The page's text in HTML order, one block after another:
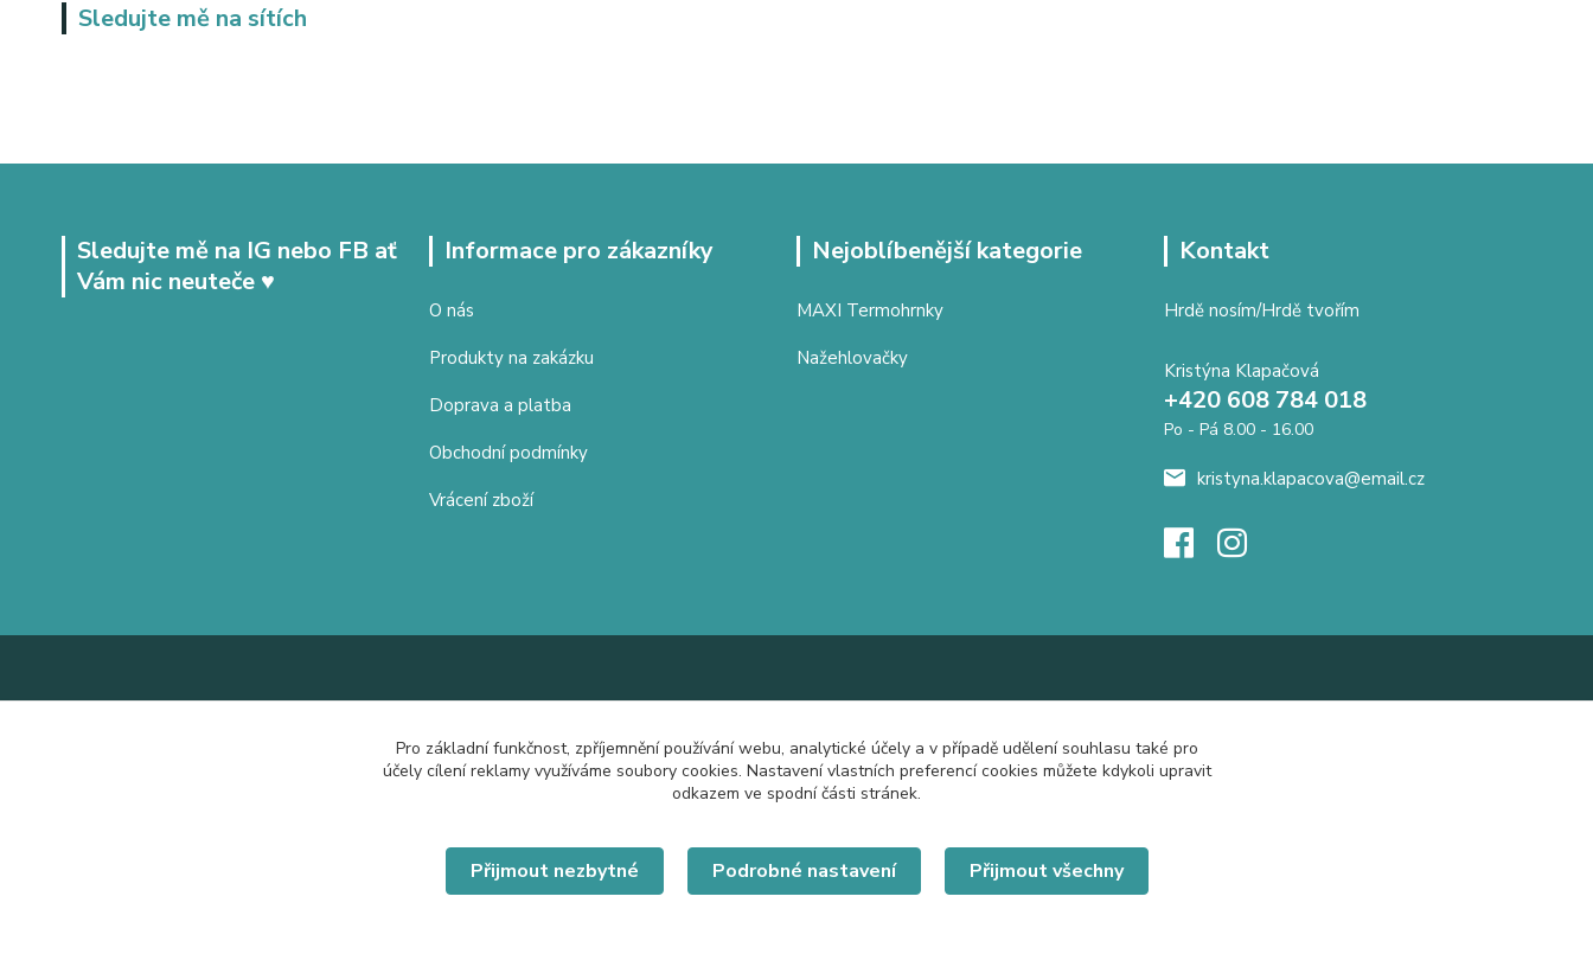
Sledujte mě na sítích
Sledujte mě na IG nebo FB ať
Vám nic neuteče ♥
Informace pro zákazníky
O nás
Produkty na zakázku
Doprava a platba
Obchodní podmínky
Vrácení zboží
Nejoblíbenější kategorie
MAXI Termohrnky
Nažehlovačky
Kontakt
Hrdě nosím/Hrdě tvořím
Kristýna Klapačová
+420 608 784 018
Po - Pá 8.00 - 16.00
kristyna.klapacova@email.cz
Pro základní funkčnost, zpříjemnění používání webu, analytické účely a v případě udělení souhlasu také pro
účely cílení reklamy využíváme soubory cookies. Nastavení vlastních preferencí cookies můžete kdykoli upravit
odkazem ve spodní části stránek.
Přijmout nezbytné Podrobné nastavení Přijmout všechny